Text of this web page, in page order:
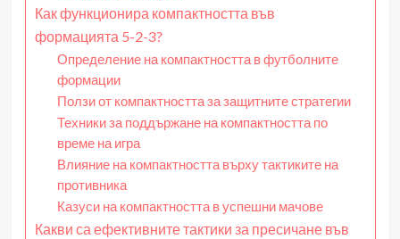
Как функционира компактността във
формацията 5-2-3?
Определение на компактността в футболните
формации
Ползи от компактността за защитните стратегии
Техники за поддържане на компактността по
време на игра
Влияние на компактността върху тактиките на
противника
Казуси на компактността в успешни мачове
Какви са ефективните тактики за пресичане във